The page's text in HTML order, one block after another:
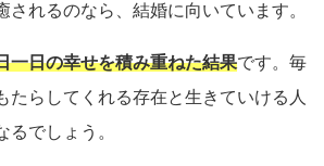
されるのなら、結婚に向いています。
一日の幸せを積み重ねた結果です。毎
たらしてくれる存在と生きていける人
るでしょう。